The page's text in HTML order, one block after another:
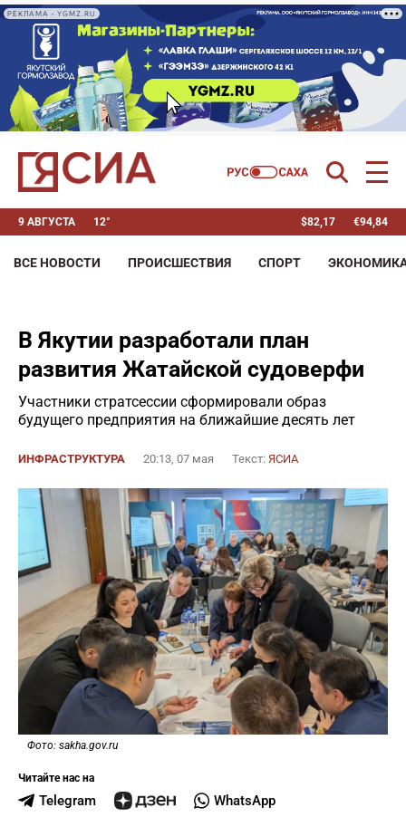
РЕКЛАМА • YGMZ.RU
9 АВГУСТА 12° $82,17 €94,84
ВСЕ НОВОСТИ ПРОИСШЕСТВИЯ СПОРТ
В Якутии разработали план
развития Жатайской судоверфи
Участники стратсессии сформировали образ
будущего предприятия на ближайшие десять лет
ИНФРАСТРУКТУРА 20:13, 07 мая Текст: ЯСИА
Фото: sakha.gov.ru
Читайте нас на
Telegram WhatsApp